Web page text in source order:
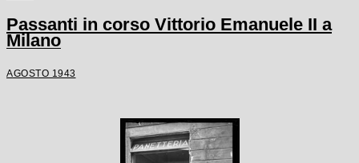
Passanti in corso Vittorio Emanuele II a
Milano
AGOSTO 1943